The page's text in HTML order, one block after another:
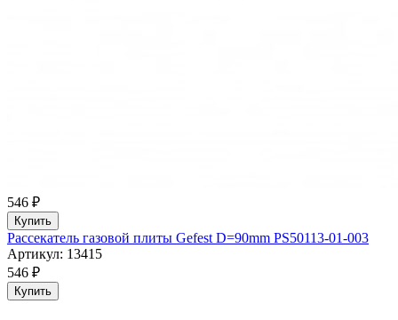
546 ₽
Купить
Рассекатель газовой плиты Gefest D=90mm PS50113-01-003
Артикул: 13415
546 ₽
Купить